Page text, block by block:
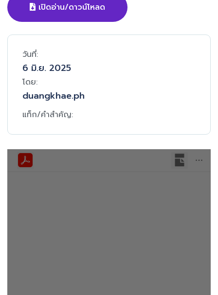
เปิดอ่าน/ดาวน์โหลด
วันที่:
6 มิ.ย. 2025
โดย:
duangkhae.ph
แท็ก/คำสำคัญ: